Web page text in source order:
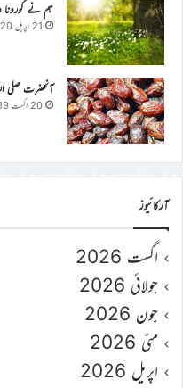
ہم نے کورونا
21 اپریل 2020ء
آنحضرت صلی
20 اگست 2019ء
آرکائیوز
اگست 2026
جولائی 2026
جون 2026
مئی 2026
اپریل 2026